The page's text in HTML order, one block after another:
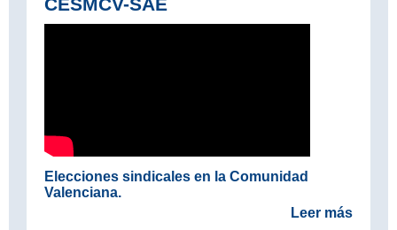
CESMCV-SAE
Elecciones sindicales en la Comunidad
Valenciana.
Leer más